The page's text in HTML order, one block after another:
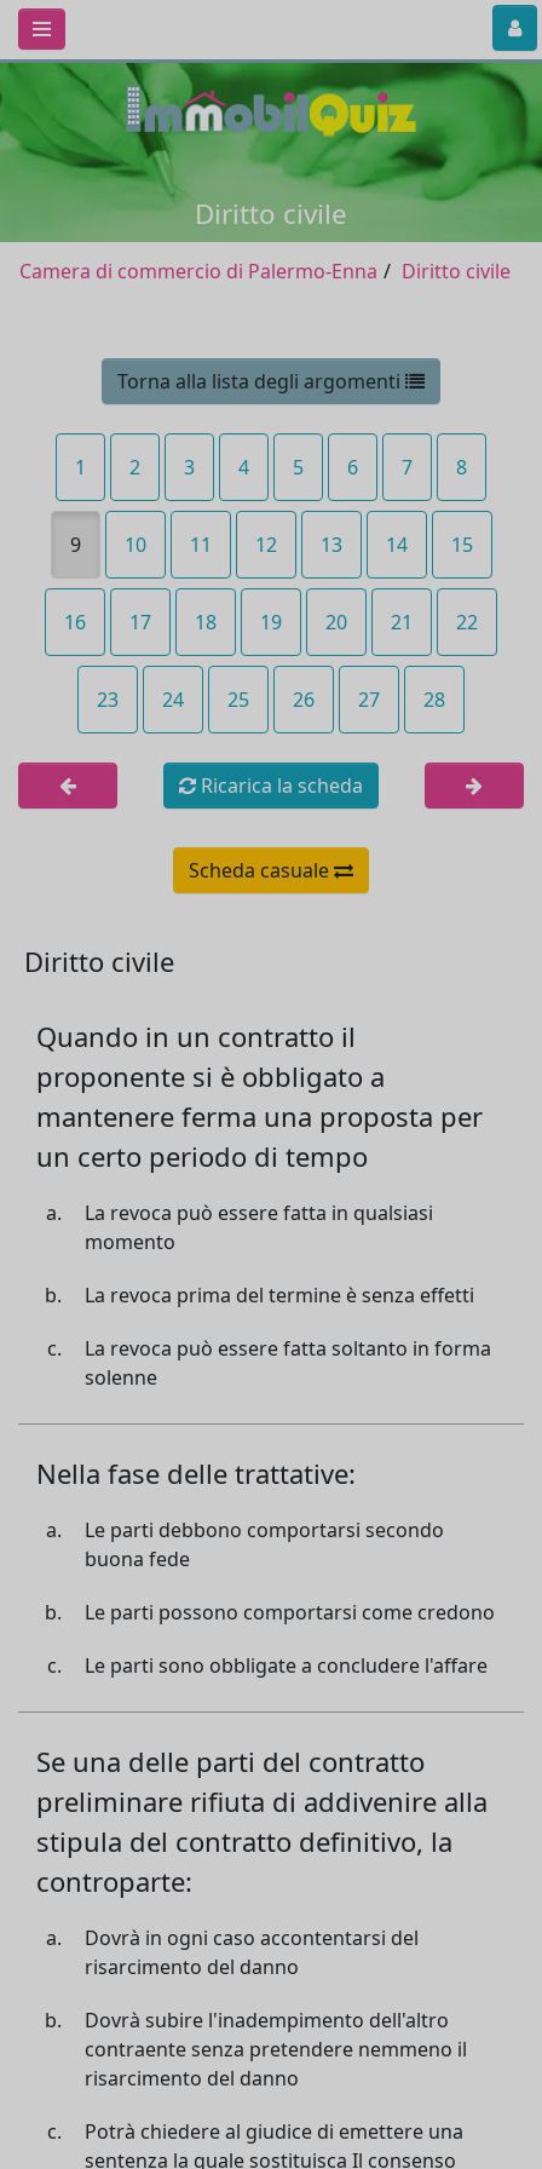
Diritto civile
Camera di commercio di Palermo-Enna Diritto civile
Torna alla lista degli argomenti
1 2 3 4 5 6 7 8
9 10 11 12 13 14 15
16 17 18 19 20 21 22
23 24 25 26 27 28
Ricarica la scheda
Scheda casuale
Diritto civile
Quando in un contratto il
proponente si è obbligato a
mantenere ferma una proposta per
un certo periodo di tempo
La revoca può essere fatta in qualsiasi
momento
La revoca prima del termine è senza effetti
La revoca può essere fatta soltanto in forma
solenne
Nella fase delle trattative:
Le parti debbono comportarsi secondo
buona fede
Le parti possono comportarsi come credono
Le parti sono obbligate a concludere l'affare
Se una delle parti del contratto
preliminare rifiuta di addivenire alla
stipula del contratto definitivo, la
controparte:
Dovrà in ogni caso accontentarsi del
risarcimento del danno
Dovrà subire l'inadempimento dell'altro
contraente senza pretendere nemmeno il
risarcimento del danno
Potrà chiedere al giudice di emettere una
sentenza la quale sostituisca Il consenso